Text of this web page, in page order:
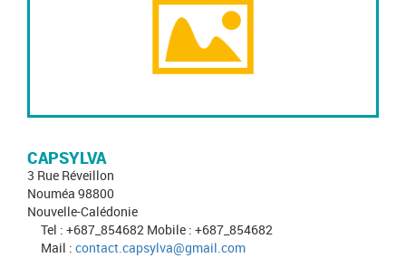
CAPSYLVA
3 Rue Réveillon
Nouméa 98800
Nouvelle-Calédonie
Tel : +687_854682 Mobile : +687_854682
Mail : contact.capsylva@gmail.com